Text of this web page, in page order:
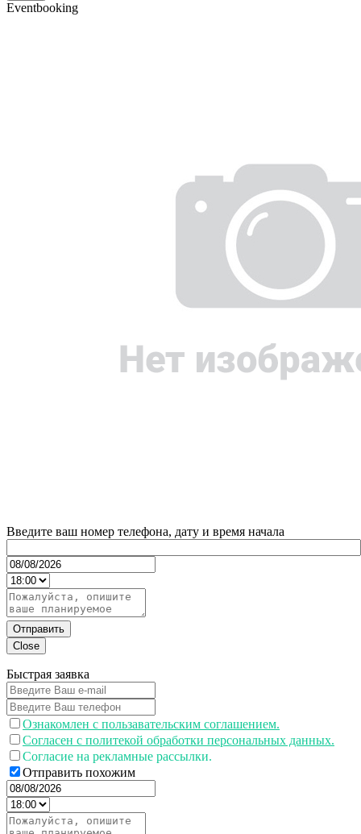
Eventbooking
Введите ваш номер телефона, дату и время начала
Отправить
Close
Быстрая заявка
Ознакомлен с пользавательским соглашением.
Согласен с политекой обработки персональных данных.
Согласие на рекламные рассылки.
Отправить похожим